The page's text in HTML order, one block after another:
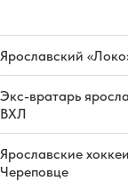
Ярославский
Экс-вратарь
ВХЛ
Ярославские
Череповце